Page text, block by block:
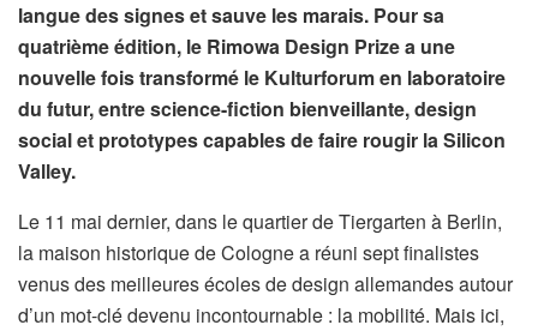
langue des signes et sauve les marais. Pour sa
quatrième édition, le Rimowa Design Prize a une
nouvelle fois transformé le Kulturforum en laboratoire
du futur, entre science-fiction bienveillante, design
social et prototypes capables de faire rougir la Silicon
Valley.
Le 11 mai dernier, dans le quartier de Tiergarten à Berlin,
la maison historique de Cologne a réuni sept finalistes
venus des meilleures écoles de design allemandes autour
d’un mot-clé devenu incontournable : la mobilité. Mais ici,